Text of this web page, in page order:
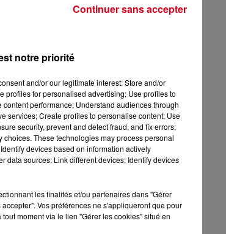
1 h 14 min
notre priorité
and/or our legitimate interest: Store and/or
profiles for personalised advertising; Use profiles to
performance; Understand audiences through
services; Create profiles to personalise content; Use
security, prevent and detect fraud, and fix errors;
These technologies may process personal
devices based on information actively
data sources; Link different devices; Identify devices
les finalités et/ou partenaires dans "Gérer
Vos préférences ne s'appliqueront que pour
moment via le lien "Gérer les cookies" situé en
Continuer sans accepter